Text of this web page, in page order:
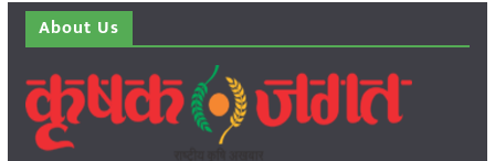
About Us